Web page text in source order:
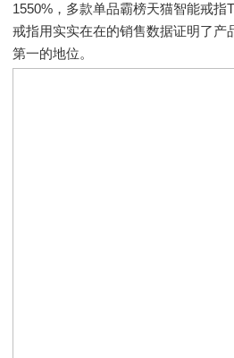
1550%，多款单品霸榜天猫智能戒指
戒指用实实在在的销售数据证明了产
第一的地位。